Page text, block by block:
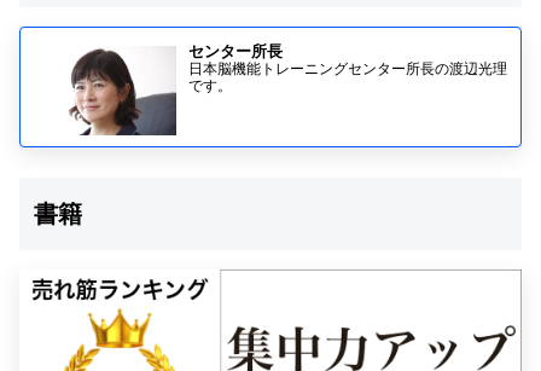
センター所長
日本脳機能トレーニングセンター所長の渡辺光理
です。
書籍